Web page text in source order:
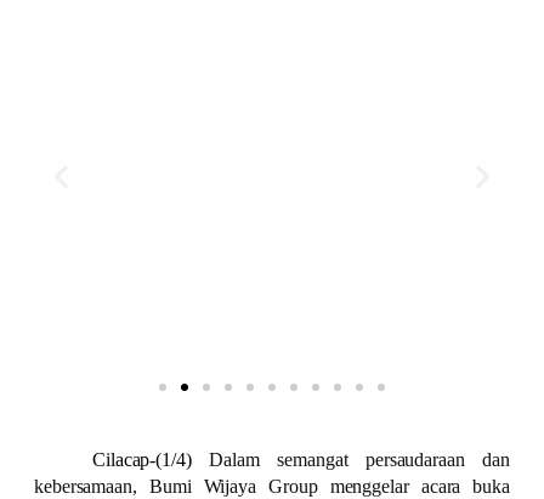
Cilacap-(1/4)Dalam semangat persaudaraan dan
kebersamaan, Bumi Wijaya Group menggelar acara buka